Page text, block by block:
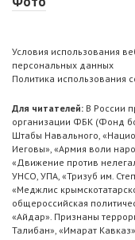
Условия использования
персональных данных
Политика использования
Для читателей: В России
организации ФБК (Фонд
Штабы Навального,
Иеговы», «Армия воли
«Движение против
УНСО, УПА, «Тризуб им.
«Меджлис
общероссийская
«Айдар». Признаны
Талибан», «Имарат